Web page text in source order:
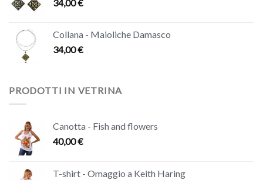
34,00€
Collana - Maioliche Damasco
34,00€
PRODOTTI IN VETRINA
Canotta - Fish and flowers
40,00€
T-shirt - Omaggio a Keith Haring